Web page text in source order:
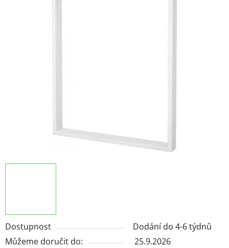
Dostupnost
Dodání do 4-6 týdnů
Můžeme doručit do:
25.9.2026